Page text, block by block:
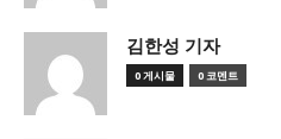
김한성 기자
0 게시물 0 코멘트